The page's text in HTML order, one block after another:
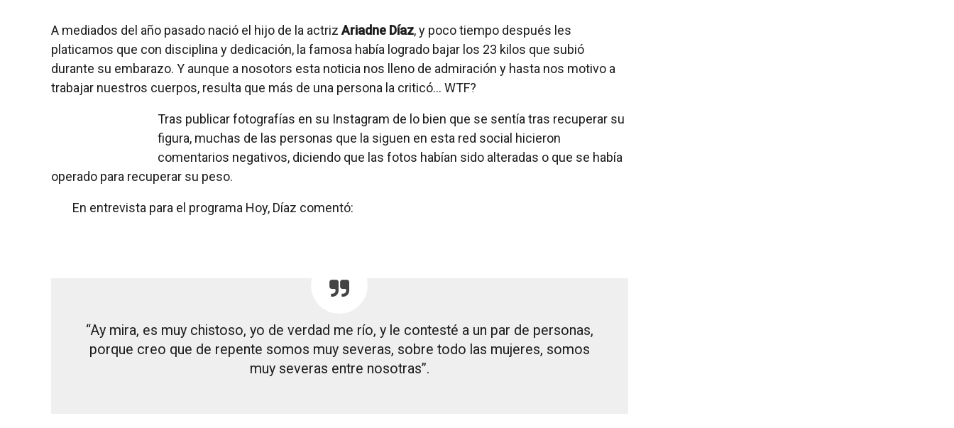
A mediados del año pasado nació el hijo de la actriz Ariadne Díaz, y poco tiempo después les
platicamos que con disciplina y dedicación, la famosa había logrado bajar los 23 kilos que subió
durante su embarazo. Y aunque a nosotors esta noticia nos lleno de admiración y hasta nos motivo a
trabajar nuestros cuerpos, resulta que más de una persona la criticó… WTF?
Tras publicar fotografías en su Instagram de lo bien que se sentía tras recuperar su
figura, muchas de las personas que la siguen en esta red social hicieron
comentarios negativos, diciendo que las fotos habían sido alteradas o que se había
operado para recuperar su peso.
En entrevista para el programa Hoy, Díaz comentó:
“Ay mira, es muy chistoso, yo de verdad me río, y le contesté a un par de personas,
porque creo que de repente somos muy severas, sobre todo las mujeres, somos
muy severas entre nosotras”.